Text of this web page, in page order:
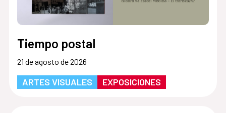
Tiempo postal
21 de agosto de 2026
ARTES VISUALES EXPOSICIONES